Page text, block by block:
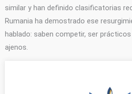
similar y han definido clasificatorias
Rumania ha demostrado ese
hablado: saben competir, ser
ajenos.